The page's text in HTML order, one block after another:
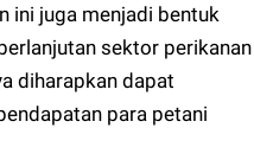
ini juga menjadi bentuk
sektor perikanan
diharapkan dapat
para petani